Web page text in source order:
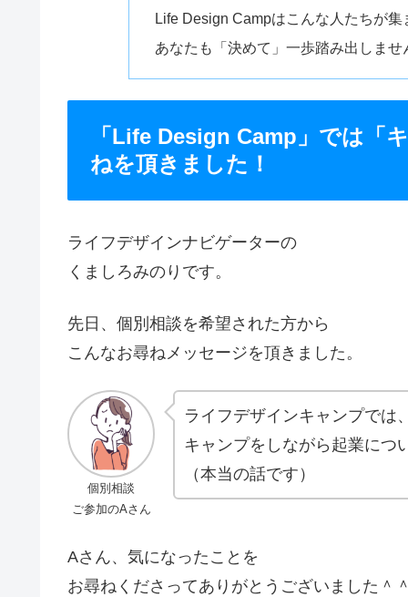
Life Design Campはこんな人たちが集
あなたも「決めて」一歩踏み出しませ
「Life Design Camp」では「
ねを頂きました！
ライフデザインナビゲーターの
くましろみのりです。
先日、個別相談を希望された方から
こんなお尋ねメッセージを頂きました。
個別相談
ご参加のAさん
ライフデザインキャンプでは
キャンプをしながら起業につ
（本当の話です）
Aさん、気になったことを
お尋ねくださってありがとうございました＾